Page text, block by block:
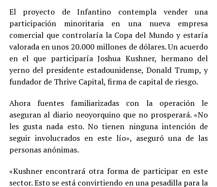
El proyecto de Infantino contempla vender una
participación minoritaria en una nueva empresa
comercial que controlaría la Copa del Mundo y estaría
valorada en unos 20.000 millones de dólares. Un acuerdo
en el que participaría Joshua Kushner, hermano del
yerno del presidente estadounidense, Donald Trump, y
fundador de Thrive Capital, firma de capital de riesgo.
Ahora fuentes familiarizadas con la operación le
aseguran al diario neoyorquino que no prosperará. «No
les gusta nada esto. No tienen ninguna intención de
seguir involucrados en este lío», aseguró una de las
personas anónimas.
«Kushner encontrará otra forma de participar en este
sector. Esto se está convirtiendo en una pesadilla para la